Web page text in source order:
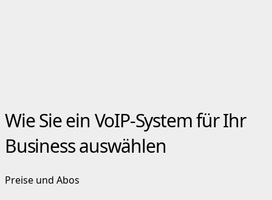
Wie Sie ein VoIP-System für Ihr
Business auswählen
Preise und Abos